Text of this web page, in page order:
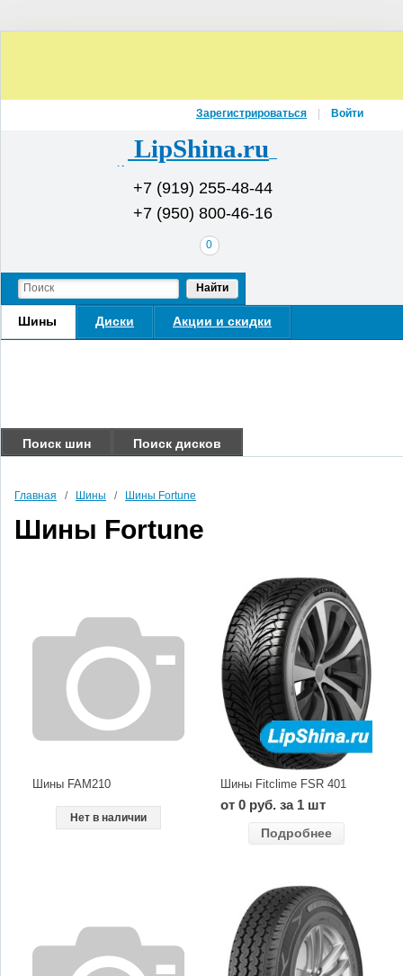
LipShina.ru
Интернет-магазин шин и дисков
+7 (919) 255-48-44
+7 (950) 800-46-16
В
вашей
корзине
0
Шины Диски Акции и скидки
Найти
Зарегистрироваться Войти
Поиск шин Поиск дисков
Главная / Шины / Шины Fortune
Шины Fortune
Шины FAM210
Нет в наличии
Шины Fitclime FSR 401
от 0 руб. за 1 шт
Подробнее